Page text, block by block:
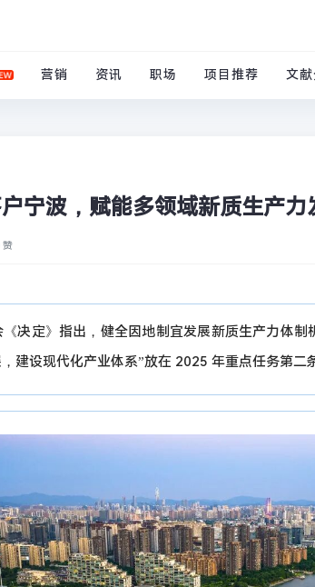
营销 资讯 职场 项目推荐 文献
宁波，赋能多领域新质生产力
赞
决定》指出，健全因地制宜发展新质生产力体
建设现代化产业体系”放在 2025 年重点任务第二